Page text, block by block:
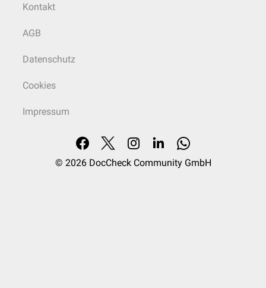
Kontakt
AGB
Datenschutz
Cookies
Impressum
© 2026 DocCheck Community GmbH